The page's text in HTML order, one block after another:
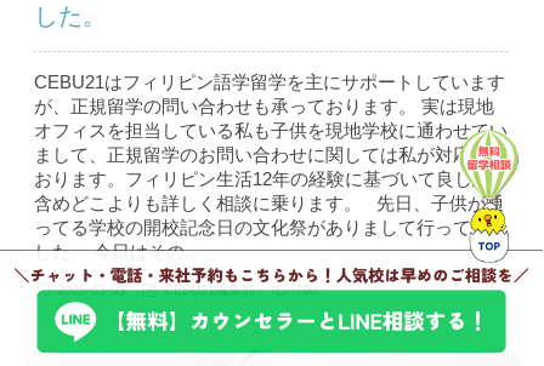
した。
CEBU21はフィリピン語学留学を主にサポートしています
が、正規留学の問い合わせも承っております。 実は現地
オフィスを担当している私も子供を現地学校に通わせてい
まして、正規留学のお問い合わせに関しては私が対応して
おります。フィリピン生活12年の経験に基づいて良し悪し
含めどこよりも詳しく相談に乗ります。 先日、子供が通
ってる学校の開校記念日の文化祭がありまして行ってきま
した。 今日はその...
2025-03-05 CEBU21編集部 790